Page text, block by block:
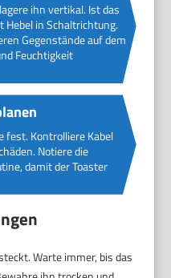
ihn vertikal. Ist das
Hebel in Schaltrichtung.
Gegenstände auf dem
Feuchtigkeit
fest. Kontrolliere Kabel
Notiere die
damit der Toaster
Warte immer, bis das